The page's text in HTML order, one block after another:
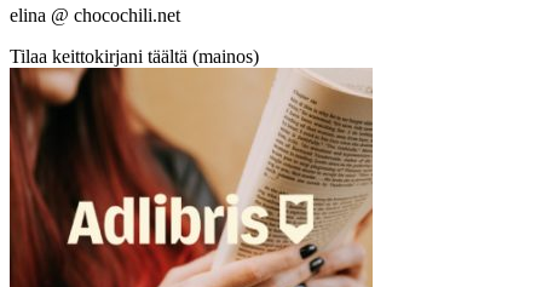
elina @ chocochili.net
Tilaa keittokirjani täältä (mainos)